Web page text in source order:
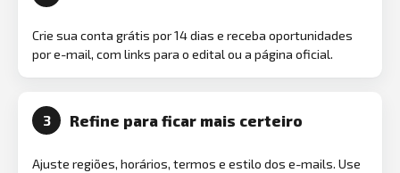
Crie sua conta grátis por 14 dias e receba oportunidades
por e-mail, com links para o edital ou a página oficial.
3 Refine para ficar mais certeiro
Ajuste regiões, horários, termos e estilo dos e-mails. Use